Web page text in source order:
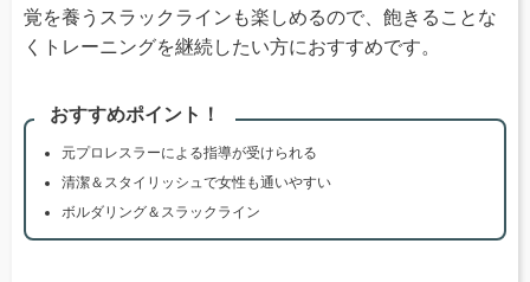
覚を養うスラックラインも楽しめるので、飽きることな
くトレーニングを継続したい方におすすめです。
おすすめポイント！
元プロレスラーによる指導が受けられる
清潔＆スタイリッシュで女性も通いやすい
ボルダリング＆スラックライン